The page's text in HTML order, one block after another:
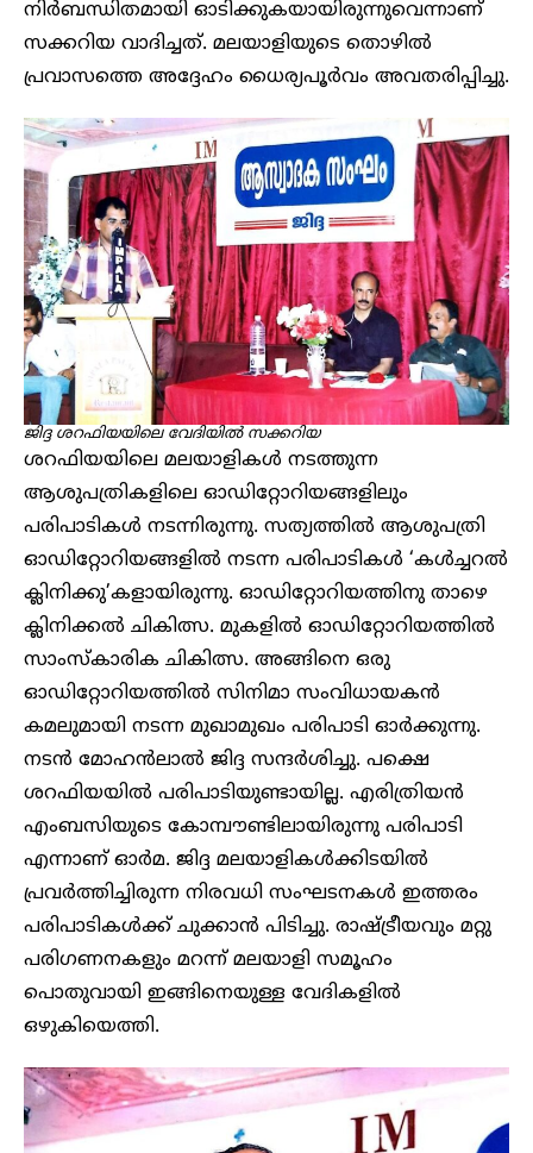
നിർബന്ധിതമായി ഓടിക്കുകയായിരുന്നുവെന്നാണ്
സക്കറിയ വാദിച്ചത്. മലയാളിയുടെ തൊഴിൽ
പ്രവാസത്തെ അദ്ദേഹം ധൈര്യപൂർവം അവതരിപ്പിച്ചു.
ജിദ്ദ ശറഫിയയിലെ വേദിയിൽ സക്കറിയ
ശറഫിയയിലെ മലയാളികൾ നടത്തുന്ന
ആശുപത്രികളിലെ ഓഡിറ്റോറിയങ്ങളിലും
പരിപാടികൾ നടന്നിരുന്നു. സത്യത്തിൽ ആശുപത്രി
ഓഡിറ്റോറിയങ്ങളിൽ നടന്ന പരിപാടികൾ ‘കൾച്ചറൽ
ക്ലിനിക്കു’കളായിരുന്നു. ഓഡിറ്റോറിയത്തിനു താഴെ
ക്ലിനിക്കൽ ചികിത്സ. മുകളിൽ ഓഡിറ്റോറിയത്തിൽ
സാംസ്‌കാരിക ചികിത്സ. അങ്ങിനെ ഒരു
ഓഡിറ്റോറിയത്തിൽ സിനിമാ സംവിധായകൻ
കമലുമായി നടന്ന മുഖാമുഖം പരിപാടി ഓർക്കുന്നു.
നടൻ മോഹൻലാൽ ജിദ്ദ സന്ദർശിച്ചു. പക്ഷെ
ശറഫിയയിൽ പരിപാടിയുണ്ടായില്ല. എരിത്രിയൻ
എംബസിയുടെ കോമ്പൗണ്ടിലായിരുന്നു പരിപാടി
എന്നാണ് ഓർമ. ജിദ്ദ മലയാളികൾക്കിടയിൽ
പ്രവർത്തിച്ചിരുന്ന നിരവധി സംഘടനകൾ ഇത്തരം
പരിപാടികൾക്ക് ചുക്കാൻ പിടിച്ചു. രാഷ്ട്രീയവും മറ്റു
പരിഗണനകളും മറന്ന് മലയാളി സമൂഹം
പൊതുവായി ഇങ്ങിനെയുള്ള വേദികളിൽ
ഒഴുകിയെത്തി.